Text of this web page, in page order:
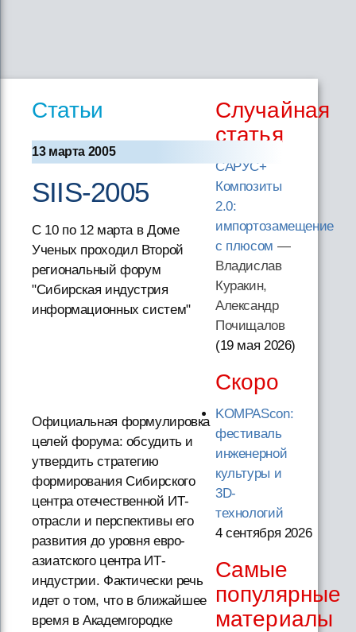
Статьи
13 марта 2005
SIIS-2005
С 10 по 12 марта в Доме
Ученых проходил Второй
региональный форум
"Сибирская индустрия
информационных систем"
Официальная формулировка
целей форума: обсудить и
утвердить стратегию
формирования Сибирского
центра отечественной ИТ-
отрасли и перспективы его
развития до уровня евро-
азиатского центра ИТ-
индустрии. Фактически речь
идет о том, что в ближайшее
время в Академгородке
Случайная
статья
САРУС+
Композиты
2.0:
импортозамещение
с плюсом —
Владислав
Куракин,
Александр
Почищалов
(19 мая 2026)
Скоро
KOMPAScon:
фестиваль
инженерной
культуры и
3D-
технологий
4 сентября 2026
Самые
популярные
материалы